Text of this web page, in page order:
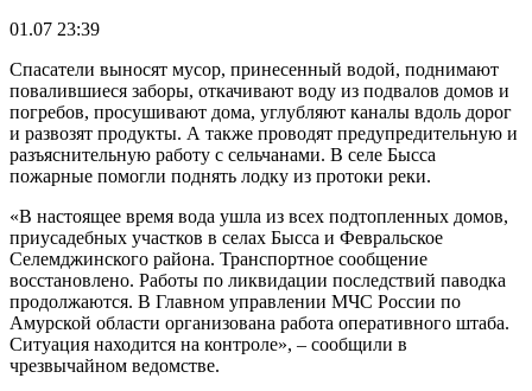
01.07 23:39
Спасатели выносят мусор, принесенный водой, поднимают
повалившиеся заборы, откачивают воду из подвалов домов и
погребов, просушивают дома, углубляют каналы вдоль дорог
и развозят продукты. А также проводят предупредительную и
разъяснительную работу с сельчанами. В селе Бысса
пожарные помогли поднять лодку из протоки реки.
«В настоящее время вода ушла из всех подтопленных домов,
приусадебных участков в селах Бысса и Февральское
Селемджинского района. Транспортное сообщение
восстановлено. Работы по ликвидации последствий паводка
продолжаются. В Главном управлении МЧС России по
Амурской области организована работа оперативного штаба.
Ситуация находится на контроле», – сообщили в
чрезвычайном ведомстве.